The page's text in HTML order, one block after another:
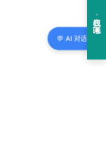
💬 AI 对话